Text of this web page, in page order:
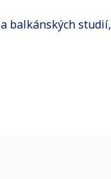
balkánských studií,